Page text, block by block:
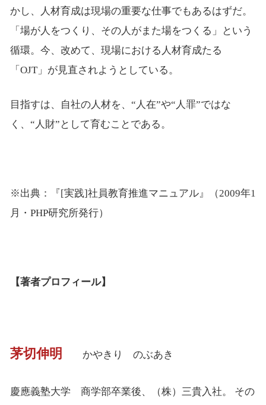
かし、人材育成は現場の重要な仕事でもあるはずだ。
「場が人をつくり、その人がまた場をつくる」という
循環。今、改めて、現場における人材育成たる
「OJT」が見直されようとしている。
目指すは、自社の人材を、“人在”や“人罪”ではな
く、“人財”として育むことである。
※出典：『[実践]社員教育推進マニュアル』（2009年1
月・PHP研究所発行）
【著者プロフィール】
茅切伸明 かやきり のぶあき
慶應義塾大学 商学部卒業後、（株）三貴入社。 その